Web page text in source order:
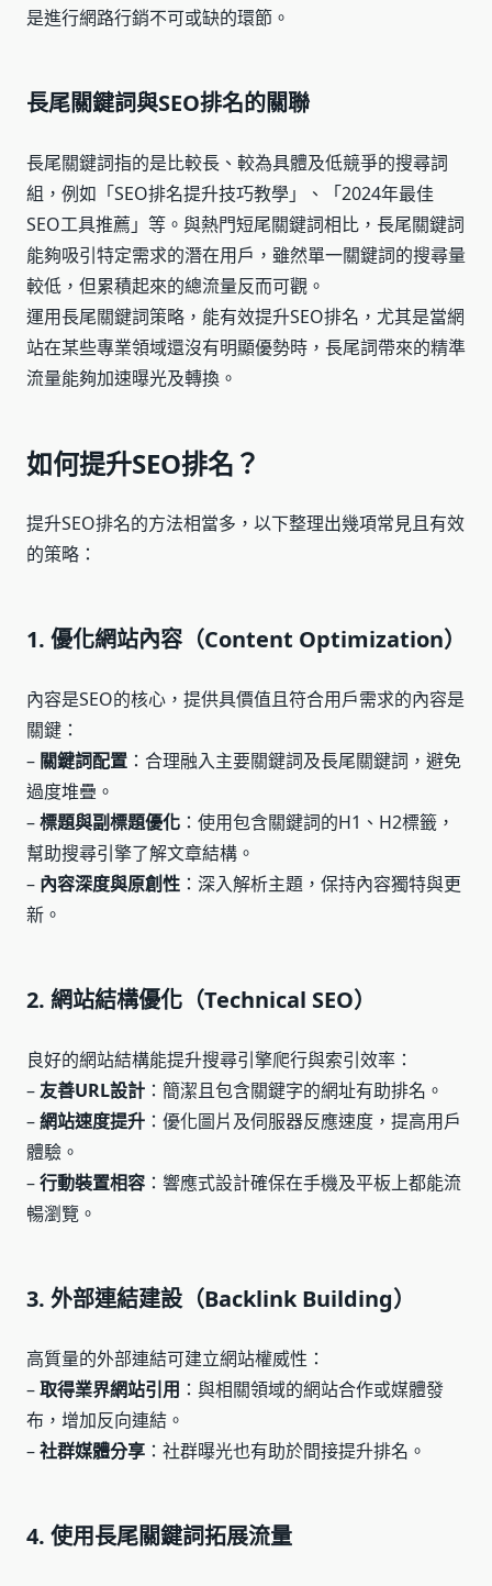
是進行網路行銷不可或缺的環節。
長尾關鍵詞與SEO排名的關聯
長尾關鍵詞指的是比較長、較為具體及低競爭的搜尋詞
組，例如「SEO排名提升技巧教學」、「2024年最佳
SEO工具推薦」等。與熱門短尾關鍵詞相比，長尾關鍵詞
能夠吸引特定需求的潛在用戶，雖然單一關鍵詞的搜尋量
較低，但累積起來的總流量反而可觀。
運用長尾關鍵詞策略，能有效提升SEO排名，尤其是當網
站在某些專業領域還沒有明顯優勢時，長尾詞帶來的精準
流量能夠加速曝光及轉換。
如何提升SEO排名？
提升SEO排名的方法相當多，以下整理出幾項常見且有效
的策略：
1. 優化網站內容（Content Optimization）
內容是SEO的核心，提供具價值且符合用戶需求的內容是
關鍵：
– 關鍵詞配置 ：合理融入主要關鍵詞及長尾關鍵詞，避免
過度堆疊。
–標題與副標題優化 ：使用包含關鍵詞的H1、H2標籤，
幫助搜尋引擎了解文章結構。
– 內容深度與原創性 ：深入解析主題，保持內容獨特與更
新。
2. 網站結構優化（Technical SEO）
良好的網站結構能提升搜尋引擎爬行與索引效率：
–友善URL設計 ：簡潔且包含關鍵字的網址有助排名。
–網站速度提升 ：優化圖片及伺服器反應速度，提高用戶
體驗。
–行動裝置相容 ：響應式設計確保在手機及平板上都能流
暢瀏覽。
3. 外部連結建設（Backlink Building）
高質量的外部連結可建立網站權威性：
–取得業界網站引用 ：與相關領域的網站合作或媒體發
布，增加反向連結。
–社群媒體分享 ：社群曝光也有助於間接提升排名。
4. 使用長尾關鍵詞拓展流量